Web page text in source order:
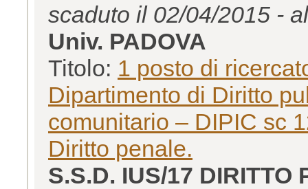
scaduto il 02/04/2015 -
Univ. PADOVA
Titolo: 1 posto di
Dipartimento di Diritto
comunitario – DIPIC sc
Diritto penale.
S.S.D. IUS/17 DIRITTO